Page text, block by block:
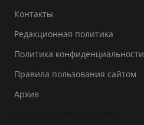
Контакты
Редакционная политика
Политика конфиденциальности
Правила пользования сайтом
Архив